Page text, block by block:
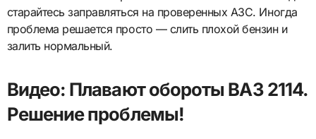
старайтесь заправляться на проверенных АЗС. Иногда
проблема решается просто — слить плохой бензин и
залить нормальный.
Видео: Плавают обороты ВАЗ 2114.
Решение проблемы!